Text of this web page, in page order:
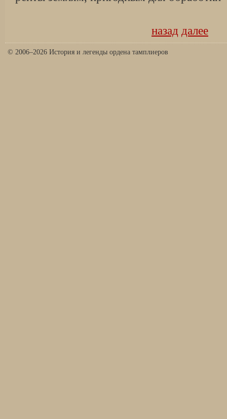
назад далее
© 2006–2026 История и легенды ордена тамплиеров